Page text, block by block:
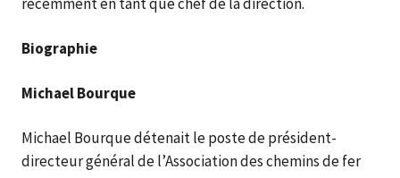
Biographie
Michael Bourque
Michael Bourque détenait le poste de président-
directeur général de l’Association des chemins de fer